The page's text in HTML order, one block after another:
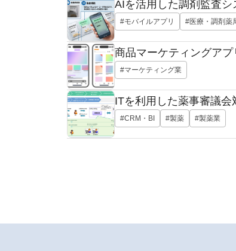
AIを活用した調剤監査シ
#モバイルアプリ #医療・調剤薬
商品マーケティングア
#マーケティング業
ITを利用した薬事審議会
#CRM・BI #製薬 #製薬業